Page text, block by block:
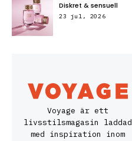
Diskret & sensuell
23 jul, 2026
Voyage är ett
livsstilsmagasin laddad
med inspiration inom